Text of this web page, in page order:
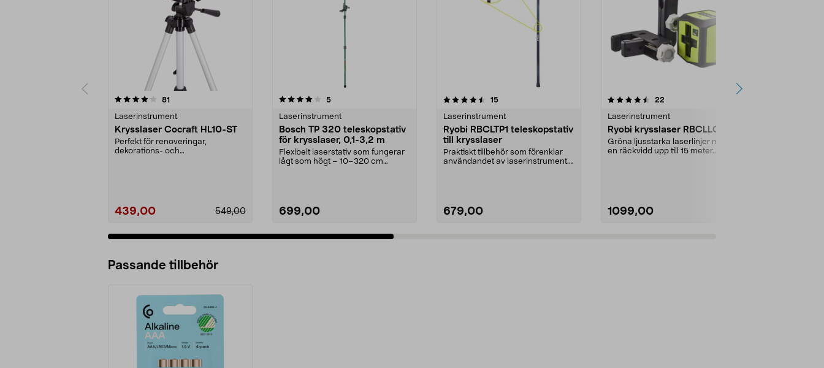
81
Laserinstrument
Krysslaser Cocraft HL10-ST
Perfekt för renoveringar,
dekorations- och
439,00 549,00
4.0 av 5 stjärnor 5recensioner
Laserinstrument
Bosch TP 320 teleskopstativ
för krysslaser, 0,1-3,2 m
Flexibelt laserstativ som fungerar
lågt som högt – 10–320 cm
699,00
4.5 av 5 stjärnor 15recensioner
Laserinstrument
Ryobi RBCLTP1 teleskopstativ
till krysslaser
Praktiskt tillbehör som förenklar
användandet av laserinstrument.
679,00
4.5 av 5 stjärnor 22
Laserinstrument
Ryobi krysslaser RBCLLG1
Gröna ljusstarka laserlinjer med
en räckvidd upp till 15 meter.
1099,00
4.5 av 5 stjärnor
Passande tillbehör